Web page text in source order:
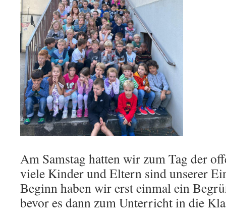
Am Samstag hatten wir zum Tag der
viele Kinder und Eltern sind unserer
Beginn haben wir erst einmal ein
bevor es dann zum Unterricht in die